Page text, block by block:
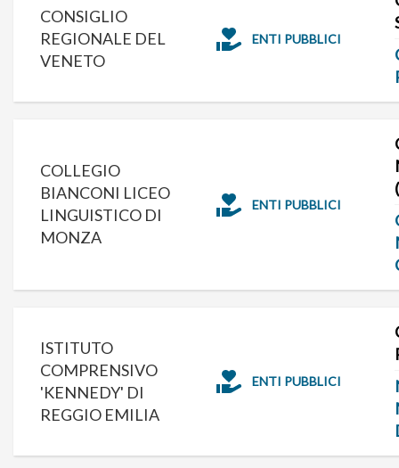
CONSIGLIO
REGIONALE DEL
VENETO
ENTI PUBBLICI
COLLEGIO
BIANCONI LICEO
LINGUISTICO DI
MONZA
ENTI PUBBLICI
ISTITUTO
COMPRENSIVO
'KENNEDY' DI
REGGIO EMILIA
ENTI PUBBLICI